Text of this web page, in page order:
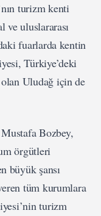
turizm kenti
uluslararası
fuarlarda kentin
Türkiye’deki
Uludağ için de
Bozbey,
örgütleri
büyük şansı
tüm kurumlara
turizm